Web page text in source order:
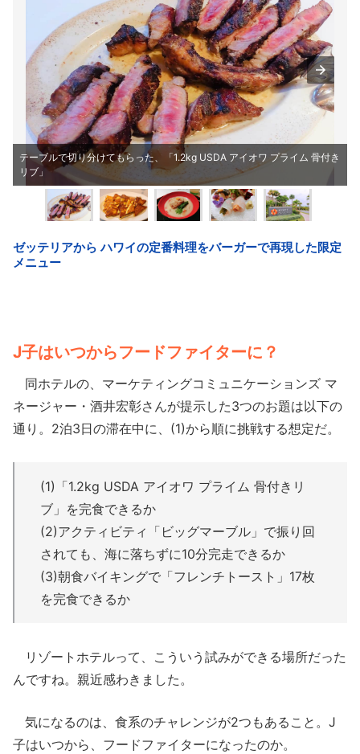
テーブルで切り分けてもらった、「1.2kg USDA アイオワ プライム 骨付き
リブ」
J子はいつからフードファイターに？
同ホテルの、マーケティングコミュニケーションズ マ
ネージャー・酒井宏彰さんが提示した3つのお題は以下の
通り。2泊3日の滞在中に、(1)から順に挑戦する想定だ。
(1)「1.2kg USDA アイオワ プライム 骨付きリ
ブ」を完食できるか
(2)アクティビティ「ビッグマーブル」で振り回
されても、海に落ちずに10分完走できるか
(3)朝食バイキングで「フレンチトースト」17枚
を完食できるか
リゾートホテルって、こういう試みができる場所だった
んですね。親近感わきました。
気になるのは、食系のチャレンジが2つもあること。J
子はいつから、フードファイターになったのか。